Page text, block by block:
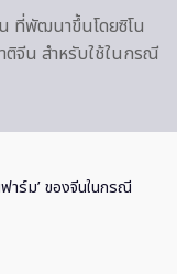
ที่พัฒนาขึ้นโดยซิโน
จีน สำหรับใช้ในกรณี
าร์ม’ ของจีนในกรณี